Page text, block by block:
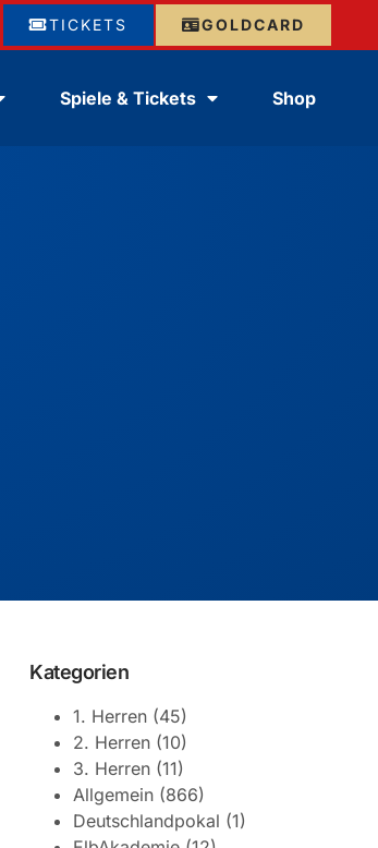
GOLDCARD
TICKETS
Spiele & Tickets Shop
Kategorien
1. Herren (45)
2. Herren (10)
3. Herren (11)
Allgemein (866)
Deutschlandpokal (1)